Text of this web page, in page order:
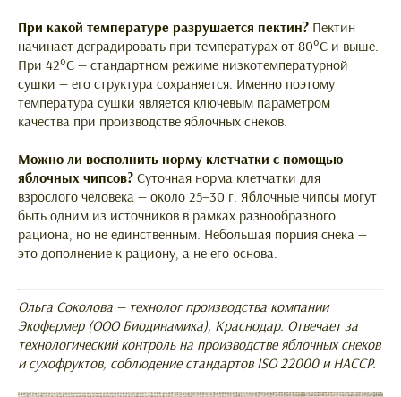
При какой температуре разрушается пектин? Пектин
начинает деградировать при температурах от 80°C и выше.
При 42°C — стандартном режиме низкотемпературной
сушки — его структура сохраняется. Именно поэтому
температура сушки является ключевым параметром
качества при производстве яблочных снеков.
Можно ли восполнить норму клетчатки с помощью
яблочных чипсов? Суточная норма клетчатки для
взрослого человека — около 25–30 г. Яблочные чипсы могут
быть одним из источников в рамках разнообразного
рациона, но не единственным. Небольшая порция снека —
это дополнение к рациону, а не его основа.
Ольга Соколова — технолог производства компании
Экофермер (ООО Биодинамика), Краснодар. Отвечает за
технологический контроль на производстве яблочных снеков
и сухофруктов, соблюдение стандартов ISO 22000 и HACCP.